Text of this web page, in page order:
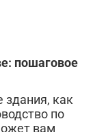
пошаговое
здания, как
по
вам